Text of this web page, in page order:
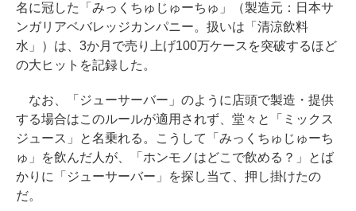
名に冠した「みっくちゅじゅーちゅ」（製造元：日本サ
ンガリアベバレッジカンパニー。扱いは「清涼飲料
水」）は、3か月で売り上げ100万ケースを突破するほど
の大ヒットを記録した。
なお、「ジューサーバー」のように店頭で製造・提供
する場合はこのルールが適用されず、堂々と「ミックス
ジュース」と名乗れる。こうして「みっくちゅじゅーち
ゅ」を飲んだ人が、「ホンモノはどこで飲める？」とば
かりに「ジューサーバー」を探し当て、押し掛けたの
だ。